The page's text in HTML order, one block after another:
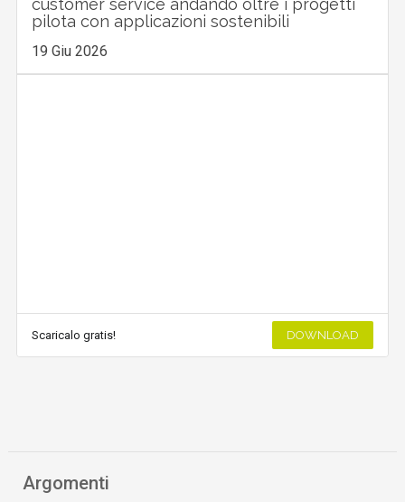
customer service andando oltre i progetti
pilota con applicazioni sostenibili
19 Giu 2026
Scaricalo gratis! DOWNLOAD
Argomenti